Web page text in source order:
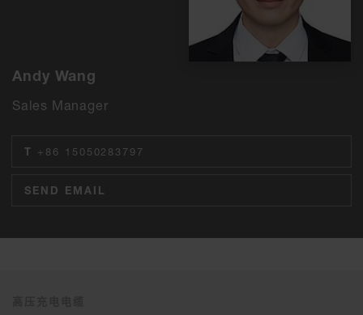
Andy Wang
Sales Manager
T +86 15050283797
SEND EMAIL